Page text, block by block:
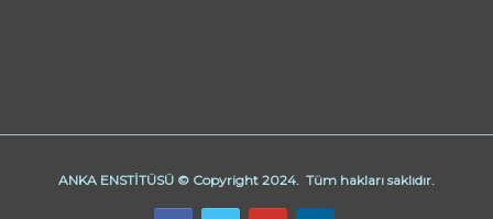
ANKA ENSTİTÜSÜ © Copyright 2024. Tüm hakları saklıdır.